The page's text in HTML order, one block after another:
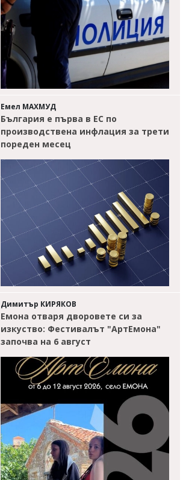
Емел МАХМУД
България е първа в ЕС по
производствена инфлация за трети
пореден месец
Димитър КИРЯКОВ
Емона отваря дворовете си за
изкуство: Фестивалът "АртЕмона"
започва на 6 август